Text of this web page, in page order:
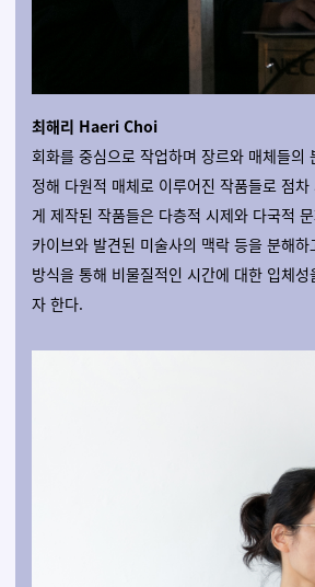
최해리 Haeri Choi
회화를 중심으로 작업하며 장르와 매체들의
정해 다원적 매체로 이루어진 작품들로 점
게 제작된 작품들은 다층적 시제와 다국적
카이브와 발견된 미술사의 맥락 등을 분해하
방식을 통해 비물질적인 시간에 대한 입체
자 한다.